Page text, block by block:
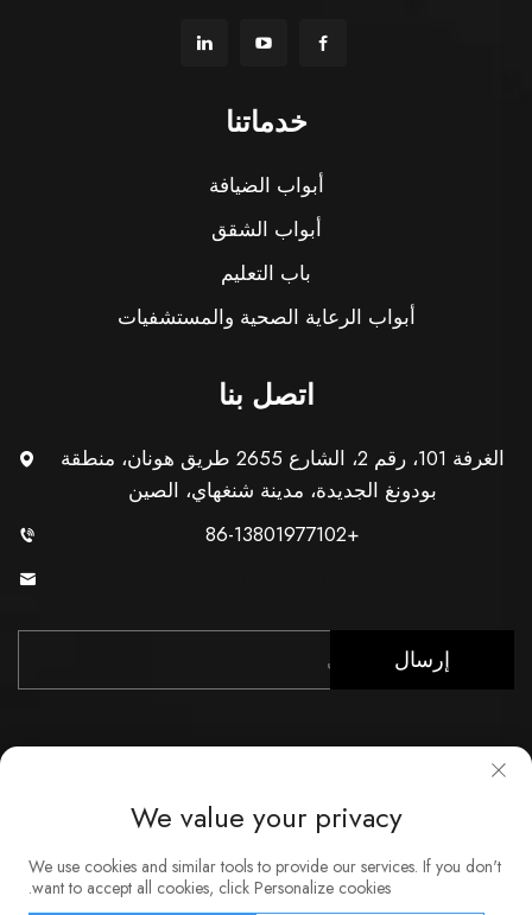
خدماتنا
أبواب الضيافة
أبواب الشقق
باب التعليم
أبواب الرعاية الصحية والمستشفيات
اتصل بنا
الغرفة 101، رقم 2، الشارع 2655 طريق هونان، منطقة
بودونغ الجديدة، مدينة شنغهاي، الصين
+86-13801977102
إرسال
حقوق النشر © شركة شنغهاي Xunzhong للصناعة المحدودة. جميع
الحقوق محفوظة
We value your privacy
We use cookies and similar tools to provide our services. If you don't
want to accept all cookies, click Personalize cookies.